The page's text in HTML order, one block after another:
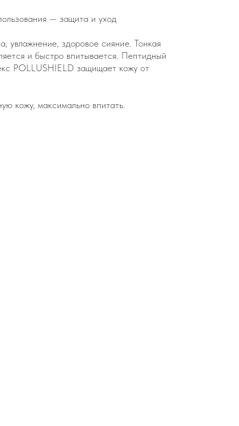
— защита и уход
увлажнение, здоровое сияние. Тонкая
и быстро впитывается. Пептидный
POLLUSHIELD защищает кожу от
кожу, максимально впитать.